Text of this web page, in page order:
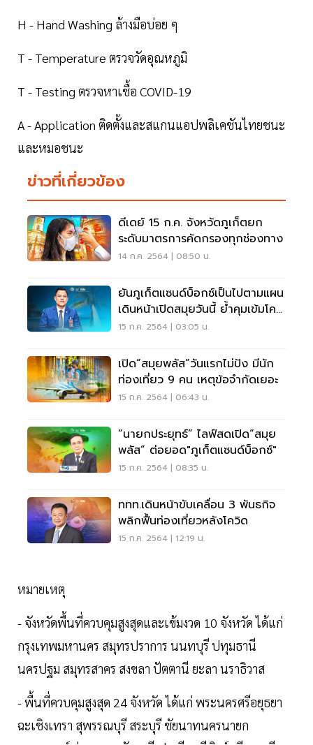
H - Hand Washing ล้างมือบ่อย ๆ
T - Temperature ตรวจวัดอุณหภูมิ
T - Testing ตรวจหาเชื้อ COVID-19
A - Application ติดตั้งและสแกนแอปพลิเคชันไทยชนะ
และหมอชนะ
ข่าวที่เกี่ยวข้อง
ดีเดย์ 15 ก.ค. จังหวัดภูเก็ตยก
ระดับมาตรการคัดกรองทุกช่องทาง
14 ก.ค. 2564 | 08:50 น.
ยันภูเก็ตแซนด์บ็อกซ์เป็นไปตามแผน
เดินหน้าเปิดสมุยวันนี้ ย้ำคุมเข้มโค
วิด
15 ก.ค. 2564 | 03:05 น.
เปิด“สมุยพลัส”วันแรกไม่ปัง มีนัก
ท่องเที่ยว 9 คน เหตุข้อจำกัดเยอะ
15 ก.ค. 2564 | 06:43 น.
“นายกประยุทธ์” ไลฟ์สดเปิด“สมุย
พลัส” ต่อยอด"ภูเก็ตแซนด์บ็อกซ์"
15 ก.ค. 2564 | 08:35 น.
ททท.เดินหน้าขับเคลื่อน 3 พันธกิจ
พลิกฟื้นท่องเที่ยวหลังโควิด
15 ก.ค. 2564 | 12:19 น.
หมายเหตุ
- จังหวัดพื้นที่ควบคุมสูงสุดและเข้มงวด 10 จังหวัด ได้แก่
กรุงเทพมหานคร สมุทรปราการ นนทบุรี ปทุมธานี
นครปฐม สมุทรสาคร สงขลา ปัตตานี ยะลา นราธิวาส
- พื้นที่ควบคุมสูงสุด 24 จังหวัด ได้แก่ พระนครศรีอยุธยา
ฉะเชิงเทรา สุพรรณบุรี สระบุรี ชัยนาทนครนายก